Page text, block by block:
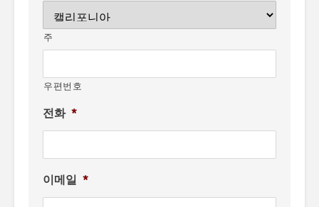
주
우편번호
전화 *
이메일 *